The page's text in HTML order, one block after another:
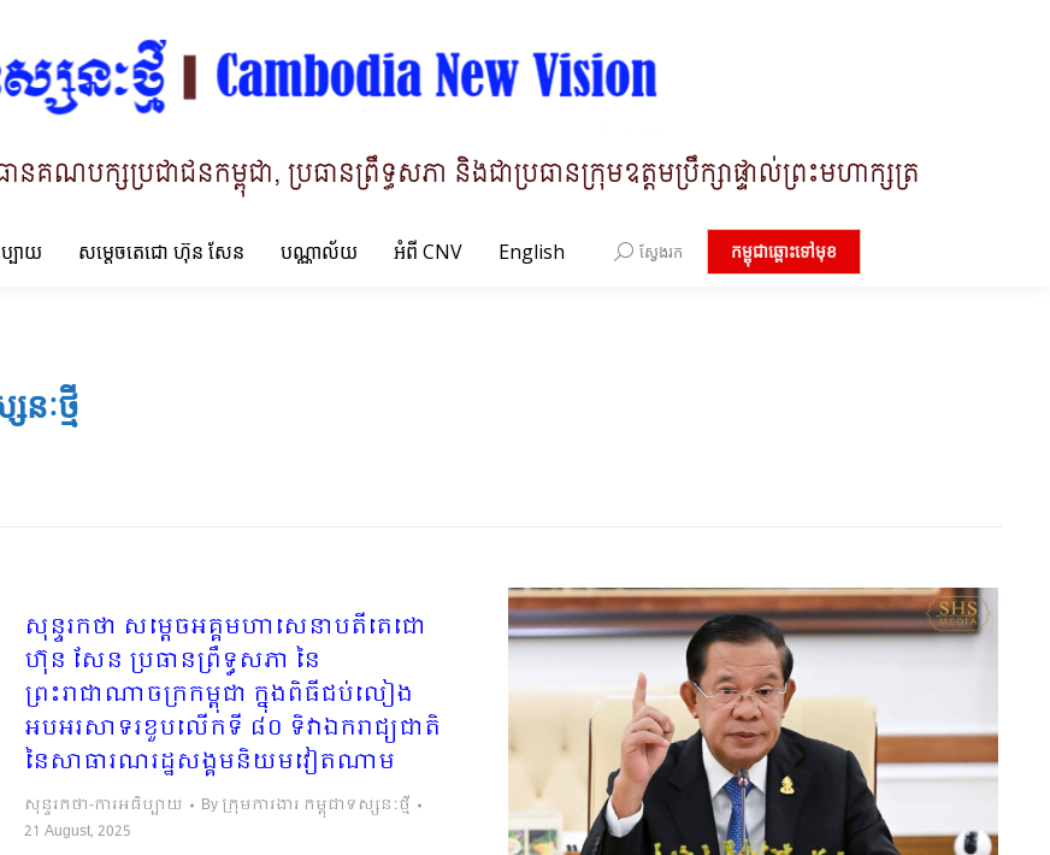
បាយ សម្តេចតេជោ ហ៊ុន សែន បណ្ណាល័យ អំពី CNV English Search:
ស្វែងរក កម្ពុជាឆ្ពោះទៅមុខ
នៈថ្មី
សុន្ទរកថា សម្តេចអគ្គមហាសេនាបតីតេជោ
ហ៊ុន សែន ប្រធានព្រឹទ្ធសភា នៃ
ព្រះរាជាណាចក្រកម្ពុជា ក្នុងពិធីជប់លៀង
អបអរសាទរខួបលើកទី ៨០ ទិវាឯករាជ្យជាតិ
នៃសាធារណរដ្ឋសង្គមនិយមវៀតណាម
សុន្ទរកថា-ការអធិប្បាយ By ក្រុមការងារ កម្ពុជាទស្សនៈថ្មី
21 August, 2025